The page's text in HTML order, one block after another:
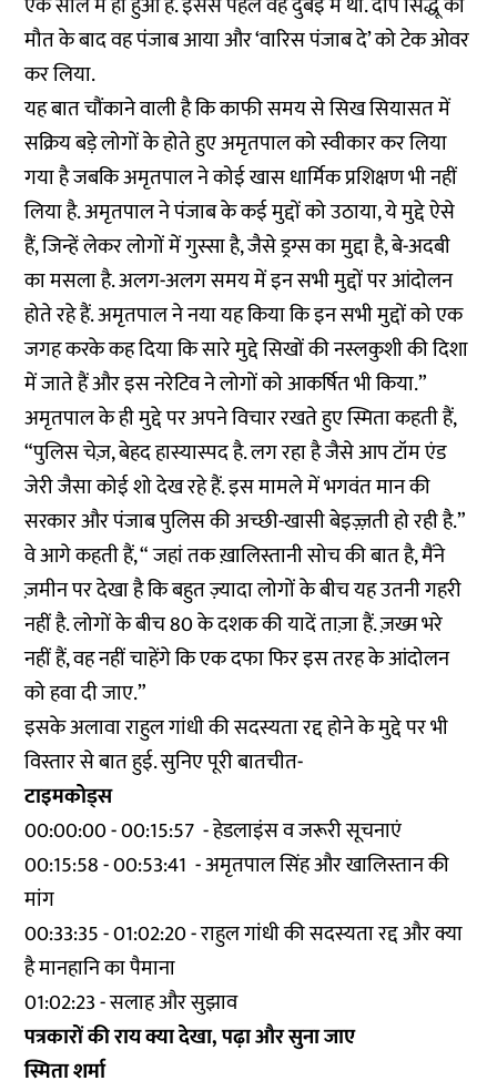
मौत के बाद वह पंजाब आया और ‘वारिस पंजाब दे’ को टेक ओवर
कर लिया.
यह बात चौंकाने वाली है कि काफी समय से सिख सियासत में
सक्रिय बड़े लोगों के होते हुए अमृतपाल को स्वीकार कर लिया
गया है जबकि अमृतपाल ने कोई खास धार्मिक प्रशिक्षण भी नहीं
लिया है. अमृतपाल ने पंजाब के कई मुद्दों को उठाया, ये मुद्दे ऐसे
हैं, जिन्हें लेकर लोगों में गुस्सा है, जैसे ड्रग्स का मुद्दा है, बे-अदबी
का मसला है. अलग-अलग समय में इन सभी मुद्दों पर आंदोलन
होते रहे हैं. अमृतपाल ने नया यह किया कि इन सभी मुद्दों को एक
जगह करके कह दिया कि सारे मुद्दे सिखों की नस्लकुशी की दिशा
में जाते हैं और इस नरेटिव ने लोगों को आकर्षित भी किया.”
अमृतपाल के ही मुद्दे पर अपने विचार रखते हुए स्मिता कहती हैं,
“पुलिस चेज़, बेहद हास्यास्पद है. लग रहा है जैसे आप टॉम एंड
जेरी जैसा कोई शो देख रहे हैं. इस मामले में भगवंत मान की
सरकार और पंजाब पुलिस की अच्छी-खासी बेइज़्ज़ती हो रही है.”
वे आगे कहती हैं, “ जहां तक ख़ालिस्तानी सोच की बात है, मैंने
ज़मीन पर देखा है कि बहुत ज़्यादा लोगों के बीच यह उतनी गहरी
नहीं है. लोगों के बीच 80 के दशक की यादें ताज़ा हैं. ज़ख्म भरे
नहीं हैं, वह नहीं चाहेंगे कि एक दफा फिर इस तरह के आंदोलन
को हवा दी जाए.”
इसके अलावा राहुल गांधी की सदस्यता रद्द होने के मुद्दे पर भी
विस्तार से बात हुई. सुनिए पूरी बातचीत-
टाइमकोड्स
00:00:00 - 00:15:57 - हेडलाइंस व जरूरी सूचनाएं
00:15:58 - 00:53:41 - अमृतपाल सिंह और खालिस्तान की
मांग
00:33:35 - 01:02:20 - राहुल गांधी की सदस्यता रद्द और क्या
है मानहानि का पैमाना
01:02:23 - सलाह और सुझाव
पत्रकारों की राय क्या देखा, पढ़ा और सुना जाए
स्मिता शर्मा